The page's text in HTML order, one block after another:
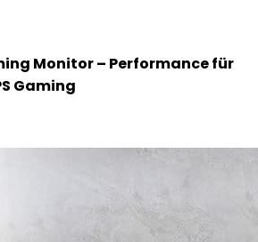
Monitor – Performance für
Gaming